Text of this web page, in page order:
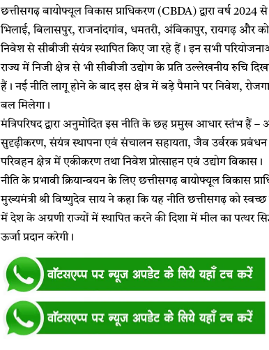
छत्तीसगढ़ बायोफ्यूल विकास प्राधिकरण (CBDA) द्वारा वर्ष 2024
भिलाई, बिलासपुर, राजनांदगांव, धमतरी, अंबिकापुर, रायगढ़ और
निवेश से सीबीजी संयंत्र स्थापित किए जा रहे हैं। इन सभी
राज्य में निजी क्षेत्र से भी सीबीजी उद्योग के प्रति उल्लेखनीय रुचि
हैं। नई नीति लागू होने के बाद इस क्षेत्र में बड़े पैमाने पर निवेश,
बल मिलेगा।
मंत्रिपरिषद द्वारा अनुमोदित इस नीति के छह प्रमुख आधार स्तंभ हैं
सुदृढ़ीकरण, संयंत्र स्थापना एवं संचालन सहायता, जैव उर्वरक
परिवहन क्षेत्र में एकीकरण तथा निवेश प्रोत्साहन एवं उद्योग विकास।
नीति के प्रभावी क्रियान्वयन के लिए छत्तीसगढ़ बायोफ्यूल विकास
मुख्यमंत्री श्री विष्णुदेव साय ने कहा कि यह नीति छत्तीसगढ़ को
में देश के अग्रणी राज्यों में स्थापित करने की दिशा में मील का पत्थर
ऊर्जा प्रदान करेगी।